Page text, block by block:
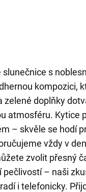
s
kompozici,
zelené doplňky
atmosféru. Kytice
– skvěle se hodí
vždy v
zvolit přesný
– naši
i telefonicky.